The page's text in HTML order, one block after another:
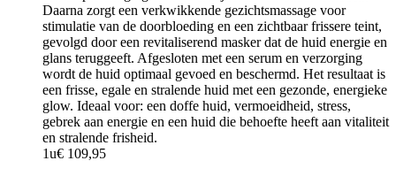
Daarna zorgt een verkwikkende gezichtsmassage voor
stimulatie van de doorbloeding en een zichtbaar frissere teint,
gevolgd door een revitaliserend masker dat de huid energie en
glans teruggeeft. Afgesloten met een serum en verzorging
wordt de huid optimaal gevoed en beschermd. Het resultaat is
een frisse, egale en stralende huid met een gezonde, energieke
glow. Ideaal voor: een doffe huid, vermoeidheid, stress,
gebrek aan energie en een huid die behoefte heeft aan vitaliteit
en stralende frisheid.
1u€ 109,95